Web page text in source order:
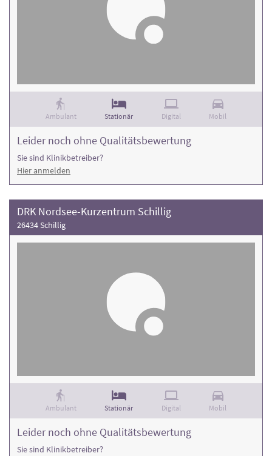
Ambulant Stationär Digital Mobil
Leider noch ohne Qualitätsbewertung
Sie sind Klinikbetreiber?
Hier anmelden
DRK Nordsee-Kurzentrum Schillig
26434 Schillig
Ambulant Stationär Digital Mobil
Leider noch ohne Qualitätsbewertung
Sie sind Klinikbetreiber?